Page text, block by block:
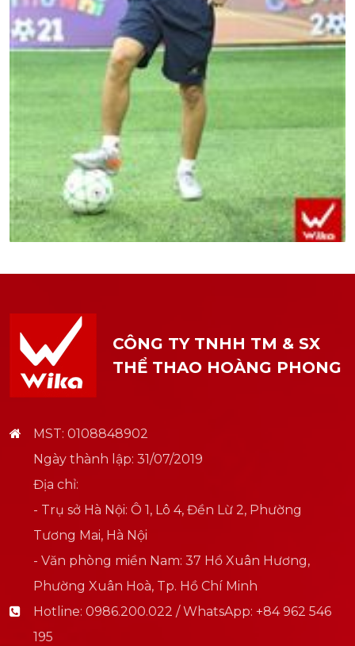
27.09.2021
DANH THỦ HỒNG SƠN
Chi tiết
CÔNG TY TNHH TM & SX
THỂ THAO HOÀNG PHONG
MST: 0108848902
Ngày thành lập: 31/07/2019
Địa chỉ:
- Trụ sở Hà Nội: Ô 1, Lô 4, Đền Lừ 2, Phường
Tương Mai, Hà Nội
- Văn phòng miền Nam: 37 Hồ Xuân Hương,
Phường Xuân Hoà, Tp. Hồ Chí Minh
Hotline: 0986.200.022 / WhatsApp: +84 962 546
195